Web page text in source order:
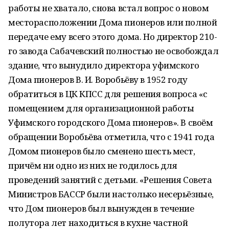
работы не хватало, снова встал вопрос о новом
месторасположении Дома пионеров или полной
передаче ему всего этого дома. Но директор 210-
го завода Сабачевский полностью не освобождал
здание, что вынудило директора уфимского
Дома пионеров В. И. Воробьёву в 1952 году
обратиться в ЦК КПСС для решения вопроса «с
помещением для организационной работы
Уфимского городского Дома пионеров». В своём
обращении Воробьёва отметила, что с 1941 года
Домом пионеров было сменено шесть мест,
причём ни одно из них не годилось для
проведений занятий с детьми. «Решения Совета
Министров БАССР были настолько несерьёзные,
что Дом пионеров был вынужден в течение
полутора лет находиться в кухне частной